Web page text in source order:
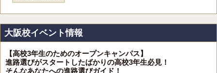
大阪校イベント情報
【高校3年生のためのオープンキャンパス】
進路選びがスタートしたばかりの高校3年生必見！
そんなあなたへの進路選びガイド！